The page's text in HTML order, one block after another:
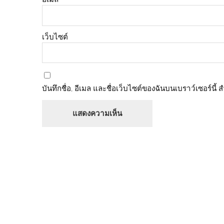
เว็บไซต์
บันทึกชื่อ, อีเมล และชื่อเว็บไซต์ของฉันบนเบราว์เซอร์นี้